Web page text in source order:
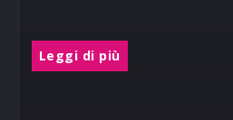
Leggi di più